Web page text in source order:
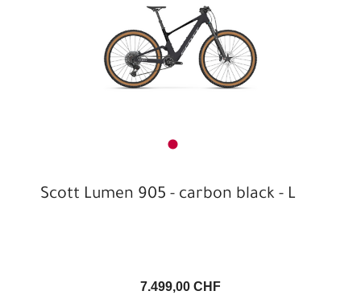
Scott Lumen 905 - carbon black - L
7.499,00 CHF